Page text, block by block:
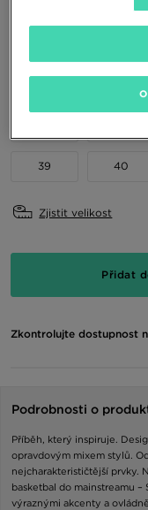
EU
39 40
Zjistit velikost
Přidat
Zkontrolujte dostupnost
Podrobnosti o
Příběh, který inspiruje.
opravdovým mixem stylů.
nejcharakterističtější prvky.
basketbal do mainstreamu
výraznými akcenty a